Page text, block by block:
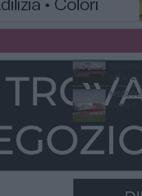
Addio a
Serie C,